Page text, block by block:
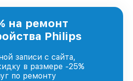
на ремонт
Philips
записи с сайта,
в размере -25%
по ремонту